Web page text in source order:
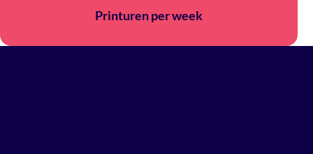
Printuren per week